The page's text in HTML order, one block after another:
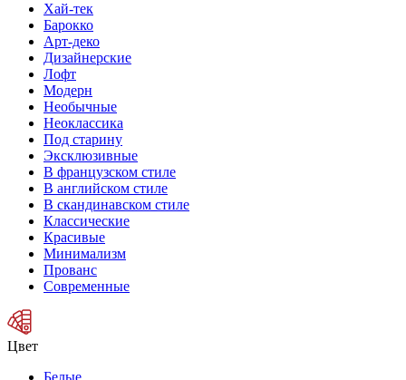
Хай-тек
Барокко
Арт-деко
Дизайнерские
Лофт
Модерн
Необычные
Неоклассика
Под старину
Эксклюзивные
В французском стиле
В английском стиле
В скандинавском стиле
Классические
Красивые
Минимализм
Прованс
Современные
Цвет
Белые